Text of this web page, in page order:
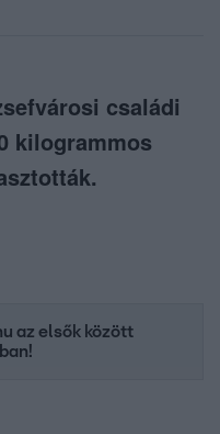
családi
kilogrammos
az elsők között